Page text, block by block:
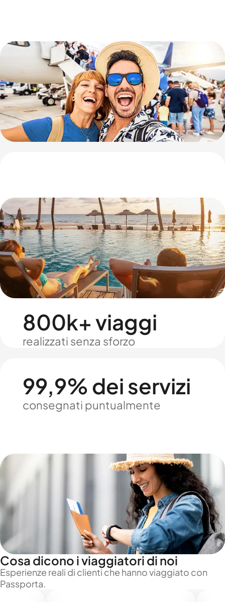
800k+ viaggi
realizzati senza sforzo
99,9% dei servizi
consegnati puntualmente
Cosa dicono i viaggiatori di noi
Esperienze reali di clienti che hanno viaggiato con
Passporta.